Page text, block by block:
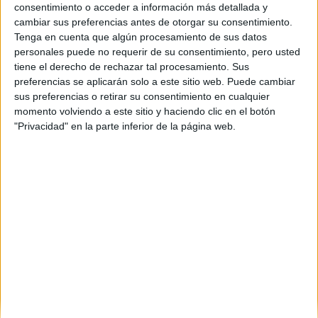
consentimiento o acceder a información más detallada y
cambiar sus preferencias antes de otorgar su consentimiento.
Tenga en cuenta que algún procesamiento de sus datos
personales puede no requerir de su consentimiento, pero usted
tiene el derecho de rechazar tal procesamiento. Sus
preferencias se aplicarán solo a este sitio web. Puede cambiar
sus preferencias o retirar su consentimiento en cualquier
momento volviendo a este sitio y haciendo clic en el botón
"Privacidad" en la parte inferior de la página web.
Contactar
Carrer d'Aragó, 204
08011 Barcelona
Barcelona
Tel:934 520 844
Mapa